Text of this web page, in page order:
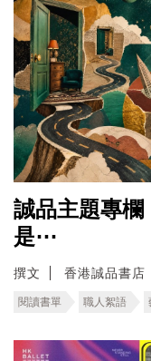
誠品主題專欄
是⋯
撰文 香港誠品書店
閱讀書單 職人絮語